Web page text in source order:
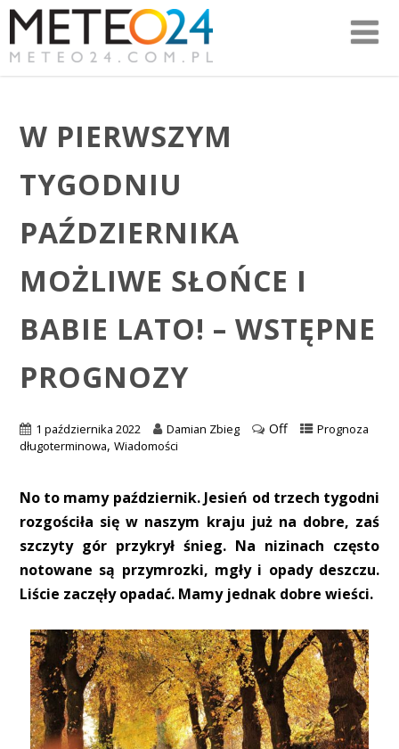
W PIERWSZYM
TYGODNIU
PAŹDZIERNIKA
MOŻLIWE SŁOŃCE I
BABIE LATO! – WSTĘPNE
PROGNOZY
1 października 2022 Damian Zbieg Off
Prognoza
długoterminowa, Wiadomości
No to mamy październik. Jesień od trzech tygodni
rozgościła się w naszym kraju już na dobre, zaś
szczyty gór przykrył śnieg. Na nizinach często
notowane są przymrozki, mgły i opady deszczu.
Liście zaczęły opadać. Mamy jednak dobre wieści.